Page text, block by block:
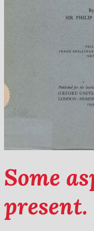
Some
present.